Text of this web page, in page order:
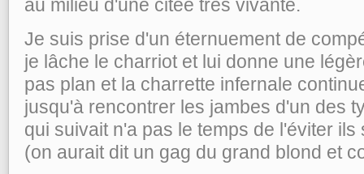
au milieu d'une citée très vivante.
Je suis prise d'un éternuement de
je lâche le charriot et lui donne une
pas plan et la charrette infernale
jusqu'à rencontrer les jambes d'un des
qui suivait n'a pas le temps de l'éviter
(on aurait dit un gag du grand blond et